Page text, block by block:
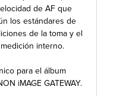
de AF que
los estándares de
de la toma y el
interno.
para el álbum
iMAGE GATEWAY.